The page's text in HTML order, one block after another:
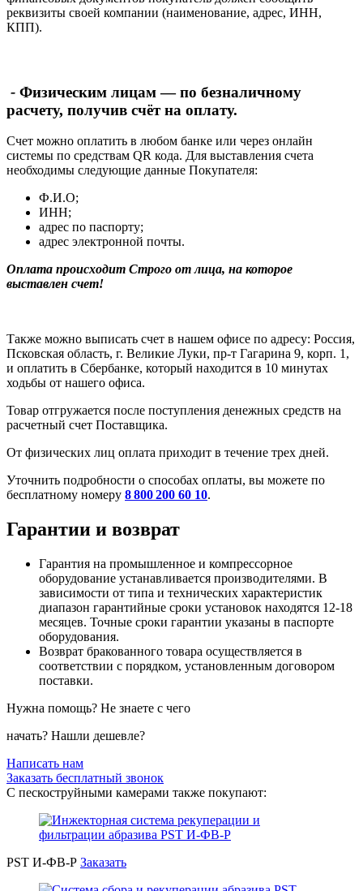
реквизиты своей компании (наименование, адрес, ИНН,
КПП).
- Физическим лицам — по безналичному
расчету, получив счёт на оплату.
Счет можно оплатить в любом банке или через онлайн
системы по средствам QR кода. Для выставления счета
необходимы следующие данные Покупателя:
Ф.И.О;
ИНН;
адрес по паспорту;
адрес электронной почты.
Оплата происходит Строго от лица, на которое
выставлен счет!
Также можно выписать счет в нашем офисе по адресу: Россия,
Псковская область, г. Великие Луки, пр-т Гагарина 9, корп. 1,
и оплатить в Сбербанке, который находится в 10 минутах
ходьбы от нашего офиса.
Товар отгружается после поступления денежных средств на
расчетный счет Поставщика.
От физических лиц оплата приходит в течение трех дней.
Уточнить подробности о способах оплаты, вы можете по
бесплатному номеру 8 800 200 60 10.
Гарантии и возврат
Гарантия на промышленное и компрессорное
оборудование устанавливается производителями. В
зависимости от типа и технических характеристик
диапазон гарантийные сроки установок находятся 12-18
месяцев. Точные сроки гарантии указаны в паспорте
оборудования.
Возврат бракованного товара осуществляется в
соответствии с порядком, установленным договором
поставки.
Нужна помощь? Не знаете с чего
начать? Нашли дешевле?
Написать нам
Заказать бесплатный звонок
С пескоструйными камерами также покупают:
PST И-ФВ-Р Заказать